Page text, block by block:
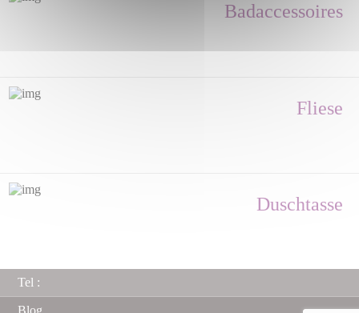
Badaccessoires
Fliese
Duschtasse
Tel :